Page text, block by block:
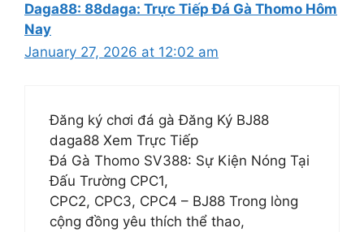
Daga88: 88daga: Trực Tiếp Đá Gà Thomo Hôm
Nay
January 27, 2026 at 12:02 am
Đăng ký chơi đá gà Đăng Ký BJ88
daga88 Xem Trực Tiếp
Đá Gà Thomo SV388: Sự Kiện Nóng Tại
Đấu Trường CPC1,
CPC2, CPC3, CPC4 – BJ88 Trong lòng
cộng đồng yêu thích thể thao,